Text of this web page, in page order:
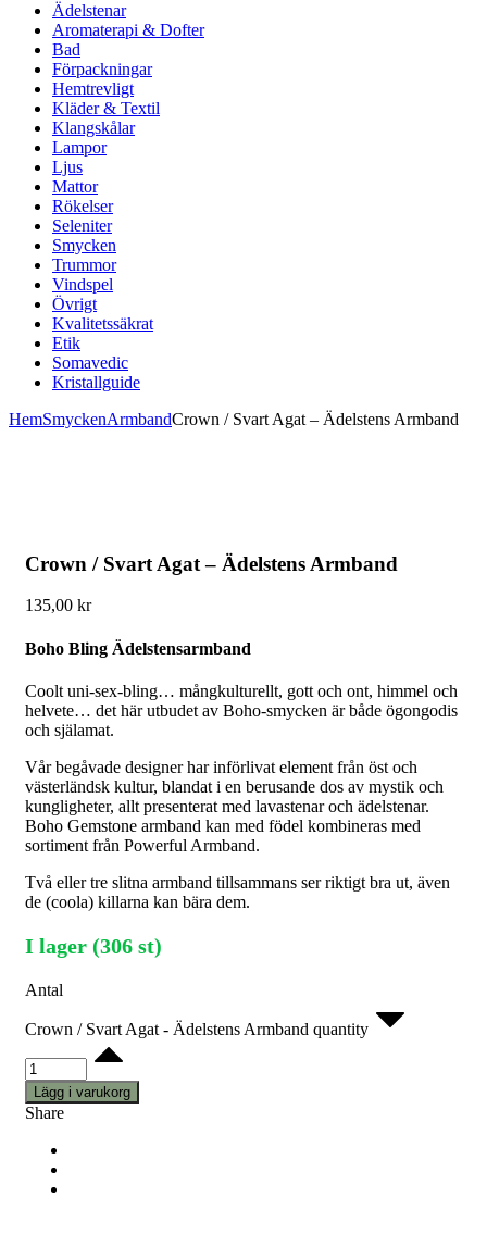
Ädelstenar
Aromaterapi & Dofter
Bad
Förpackningar
Hemtrevligt
Kläder & Textil
Klangskålar
Lampor
Ljus
Mattor
Rökelser
Seleniter
Smycken
Trummor
Vindspel
Övrigt
Kvalitetssäkrat
Etik
Somavedic
Kristallguide
HemSmyckenArmbandCrown / Svart Agat – Ädelstens Armband
Crown / Svart Agat – Ädelstens Armband
135,00 kr
Boho Bling Ädelstensarmband
Coolt uni-sex-bling… mångkulturellt, gott och ont, himmel och
helvete… det här utbudet av Boho-smycken är både ögongodis
och själamat.
Vår begåvade designer har införlivat element från öst och
västerländsk kultur, blandat i en berusande dos av mystik och
kungligheter, allt presenterat med lavastenar och ädelstenar.
Boho Gemstone armband kan med födel kombineras med
sortiment från Powerful Armband.
Två eller tre slitna armband tillsammans ser riktigt bra ut, även
de (coola) killarna kan bära dem.
I lager (306 st)
Antal
Crown / Svart Agat - Ädelstens Armband quantity
Lägg i varukorg
Share